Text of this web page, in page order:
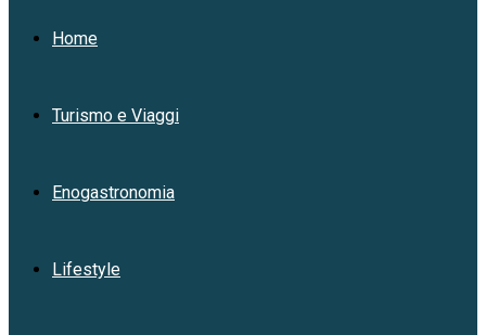
Home
Turismo e Viaggi
Enogastronomia
Lifestyle